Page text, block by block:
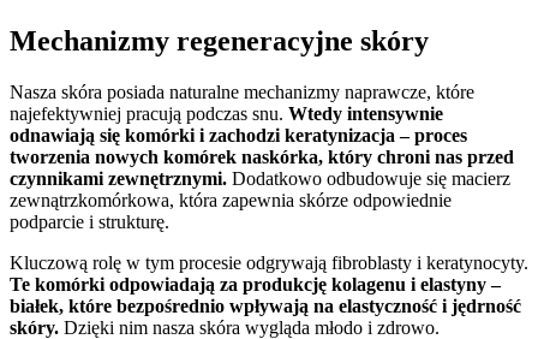
Mechanizmy regeneracyjne skóry
Nasza skóra posiada naturalne mechanizmy naprawcze, które
najefektywniej pracują podczas snu. Wtedy intensywnie
odnawiają się komórki i zachodzi keratynizacja – proces
tworzenia nowych komórek naskórka, który chroni nas przed
czynnikami zewnętrznymi. Dodatkowo odbudowuje się macierz
zewnątrzkomórkowa, która zapewnia skórze odpowiednie
podparcie i strukturę.
Kluczową rolę w tym procesie odgrywają fibroblasty i keratynocyty.
Te komórki odpowiadają za produkcję kolagenu i elastyny –
białek, które bezpośrednio wpływają na elastyczność i jędrność
skóry. Dzięki nim nasza skóra wygląda młodo i zdrowo.